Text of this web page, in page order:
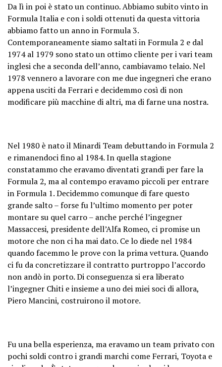
Da lì in poi è stato un continuo. Abbiamo subito vinto in
Formula Italia e con i soldi ottenuti da questa vittoria
abbiamo fatto un anno in Formula 3.
Contemporaneamente siamo saltati in Formula 2 e dal
1974 al 1979 sono stato un ottimo cliente per i vari team
inglesi che a seconda dell’anno, cambiavamo telaio. Nel
1978 vennero a lavorare con me due ingegneri che erano
appena usciti da Ferrari e decidemmo così di non
modificare più macchine di altri, ma di farne una nostra.
Nel 1980 è nato il Minardi Team debuttando in Formula 2
e rimanendoci fino al 1984. In quella stagione
constatammo che eravamo diventati grandi per fare la
Formula 2, ma al contempo eravamo piccoli per entrare
in Formula 1. Decidemmo comunque di fare questo
grande salto – forse fu l’ultimo momento per poter
montare su quel carro – anche perché l’ingegner
Massaccesi, presidente dell’Alfa Romeo, ci promise un
motore che non ci ha mai dato. Ce lo diede nel 1984
quando facemmo le prove con la prima vettura. Quando
ci fu da concretizzare il contratto purtroppo l’accordo
non andò in porto. Di conseguenza si era liberato
l’ingegner Chiti e insieme a uno dei miei soci di allora,
Piero Mancini, costruirono il motore.
Fu una bella esperienza, ma eravamo un team privato con
pochi soldi contro i grandi marchi come Ferrari, Toyota e